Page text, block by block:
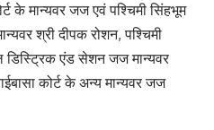
के मान्यवर जज एवं पश्चिमी सिंहभूम
श्री दीपक रोशन, पश्चिमी
डिस्ट्रिक एंड सेशन जज मान्यवर
कोर्ट के अन्य मान्यवर जज